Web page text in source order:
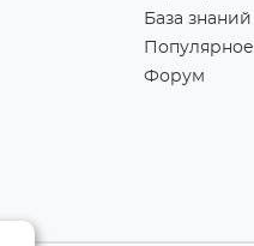
База знаний
Популярное
Форум